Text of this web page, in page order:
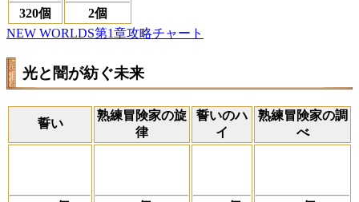
320個
2個
NEW WORLDS第1章攻略チャート
光と闇が紡ぐ未来
誓い
熟練冒険家の旋
律
誓いのハ
イ
熟練冒険家の調
べ